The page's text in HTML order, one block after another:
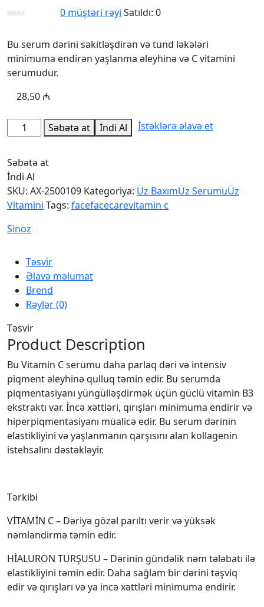
0 müştəri rəyi Satıldı:0
Bu serum dərini sakitləşdirən və tünd ləkələri
minimuma endirən yaşlanma əleyhinə və C vitamini
serumudur.
28,50 ₼
Səbətə at İndi Al İstəklərə əlavə et
Səbətə at
İndi Al
SKU: AX-2500109 Kategoriya: Üz BaxımÜz SerumuÜz
Vitamini Tags: facefacecarevitamin c
Sinoz
Təsvir
Əlavə məlumat
Brend
Rəylər (0)
Təsvir
Product Description
Bu Vitamin C serumu daha parlaq dəri və intensiv
piqment əleyhinə qulluq təmin edir. Bu serumda
piqmentasiyanı yüngülləşdirmək üçün güclü vitamin B3
ekstraktı var. İncə xəttləri, qırışları minimuma endirir və
hiperpiqmentasiyanı müalicə edir. Bu serum dərinin
elastikliyini və yaşlanmanın qarşısını alan kollagenin
istehsalını dəstəkləyir.
Tərkibi
VİTAMİN C – Dəriyə gözəl parıltı verir və yüksək
nəmləndirmə təmin edir.
HİALURON TURŞUSU – Dərinin gündəlik nəm tələbatı ilə
elastikliyini təmin edir. Daha sağlam bir dərini təşviq
edir və qırışları və ya incə xəttləri minimuma endirir.